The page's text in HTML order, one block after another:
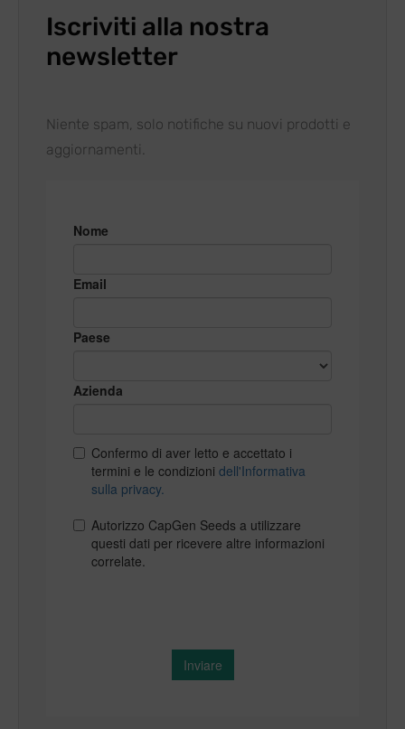
Iscriviti alla nostra
newsletter
Niente spam, solo notifiche su nuovi prodotti e
aggiornamenti.